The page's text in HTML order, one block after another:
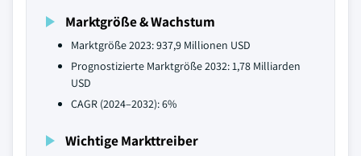
Marktgröße & Wachstum
Marktgröße 2023: 937,9 Millionen USD
Prognostizierte Marktgröße 2032: 1,78 Milliarden
USD
CAGR (2024–2032): 6%
Wichtige Markttreiber